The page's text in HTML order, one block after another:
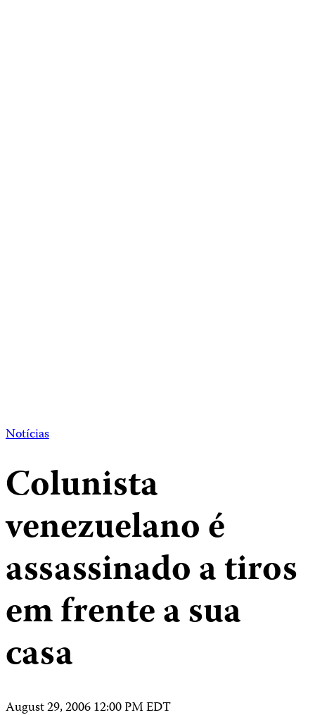
Notícias
Colunista
venezuelano é
assassinado a tiros
em frente a sua
casa
August 29, 2006 12:00 PM EDT